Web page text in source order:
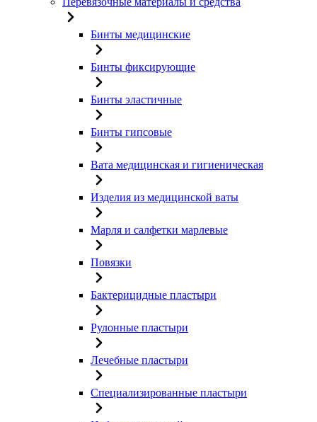
Бинты медицинские
Бинты фиксирующие
Бинты эластичные
Бинты гипсовые
Вата медицинская и гигиеническая
Изделия из медицинской ваты
Марля и салфетки марлевые
Повязки
Бактерицидные пластыри
Рулонные пластыри
Лечебные пластыри
Специализированные пластыри